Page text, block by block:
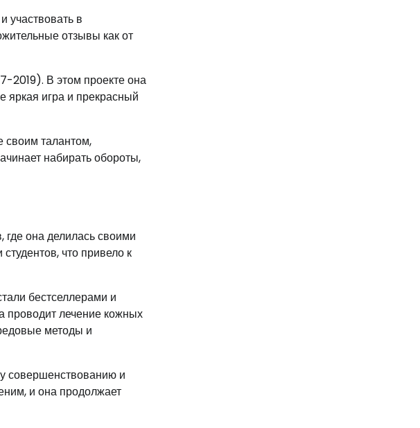
участвовать в
отзывы как от
2019). В этом проекте она
яркая игра и прекрасный
своим талантом,
набирать обороты,
она делилась своими
что привело к
бестселлерами и
проводит лечение кожных
методы и
совершенствованию и
и она продолжает